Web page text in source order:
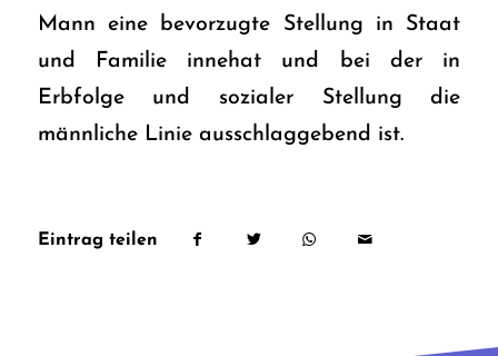
Mann eine bevorzugte Stellung in Staat
und Familie innehat und bei der in
Erbfolge und sozialer Stellung die
männliche Linie ausschlaggebend ist.
Eintrag teilen